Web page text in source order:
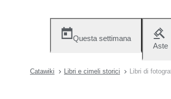
Questa settimana
Aste
Catawiki Libri e cimeli storici Libri di